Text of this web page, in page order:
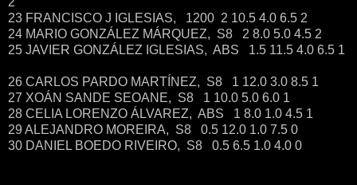
23 FRANCISCO J IGLESIAS, 1200 2 10.5 4.0 6.5 2
24 MARIO GONZÁLEZ MÁRQUEZ, S8 2 8.0 5.0 4.5 2
25 JAVIER GONZÁLEZ IGLESIAS, ABS 1.5 11.5 4.0 6.5 1
26 CARLOS PARDO MARTÍNEZ, S8 1 12.0 3.0 8.5 1
27 XOÁN SANDE SEOANE, S8 1 10.0 5.0 6.0 1
28 CELIA LORENZO ÁLVAREZ, ABS 1 8.0 1.0 4.5 1
29 ALEJANDRO MOREIRA, S8 0.5 12.0 1.0 7.5 0
30 DANIEL BOEDO RIVEIRO, S8 0.5 6.5 1.0 4.0 0